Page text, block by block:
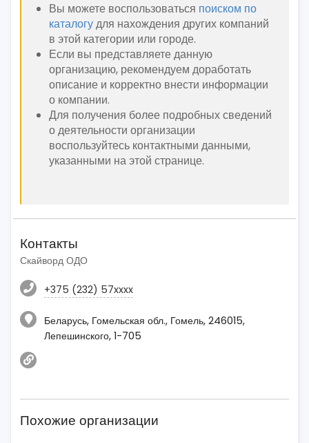
Вы можете воспользоваться поиском по
каталогудля нахождения других компаний
в этой категории или городе.
Если вы представляете данную
организацию, рекомендуем доработать
описание и корректно внести информации
о компании.
Для получения более подробных сведений
о деятельности организации
воспользуйтесь контактными данными,
указанными на этой странице.
Контакты
Скайворд ОДО
+375 (232) 57xxxx
Беларусь, Гомельская обл., Гомель, 246015,
Лепешинского, 1-705
Похожие организации